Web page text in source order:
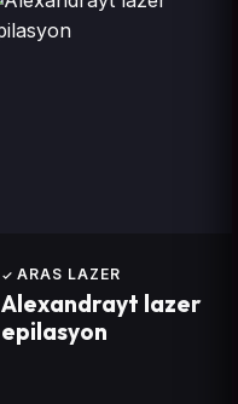
ARAS LAZER
Alexandrayt lazer
epilasyon